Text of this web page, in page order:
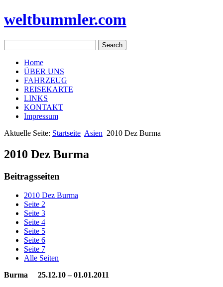
weltbummler.com
Home
ÜBER UNS
FAHRZEUG
REISEKARTE
LINKS
KONTAKT
Impressum
Aktuelle Seite: Startseite Asien 2010 Dez Burma
2010 Dez Burma
Beitragsseiten
2010 Dez Burma
Seite 2
Seite 3
Seite 4
Seite 5
Seite 6
Seite 7
Alle Seiten
Burma 25.12.10 – 01.01.2011